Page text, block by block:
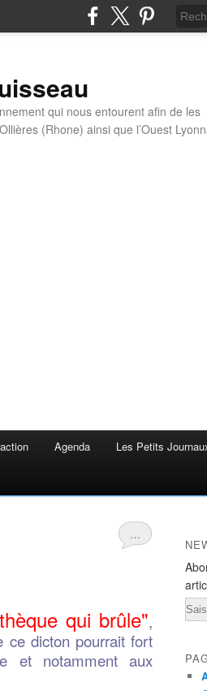
qui nous entourent afin de les
(Rhone) ainsi que l’Ouest
Agenda Les Petits
…
qui brûle",
ce dicton pourrait fort
et notamment aux